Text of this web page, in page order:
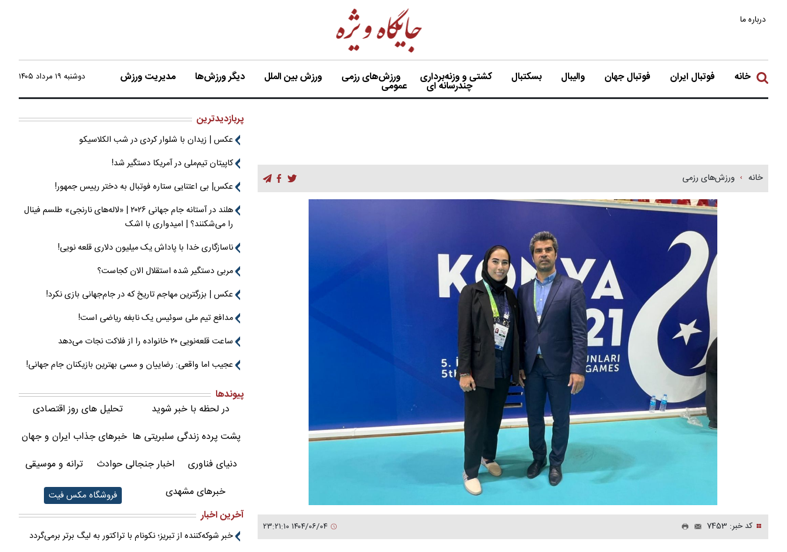
درباره ما
خانه فوتبال ایران فوتبال جهان والیبال بسکتبال کشتی و وزنه‌برداری ورزش‌های رزمی ورزش بین الملل دیگر ورزش‌ها مدیریت ورزش
چندرسانه ای عمومی
دوشنبه ۱۹ مرداد ۱۴۰۵
خانه ورزش‌های رزمی
کد خبر: 7453
پربازدیدترین
عکس | زیدان با شلوار کردی در شب الکلاسیکو
کاپیتان تیم‌ملی در آمریکا دستگیر شد!
عکس| بی اعتنایی ستاره فوتبال به دختر رییس جمهور!
هلند در آستانه جام جهانی ۲۰۲۶ | «لاله‌های نارنجی» طلسم فینال
را می‌شکنند؟ | امیدواری با اشک
ناسازگاری خدا با پاداش یک میلیون دلاری قلعه نویی!
مربی دستگیر شده استقلال الان کجاست؟
عکس | بزرگترین مهاجم تاریخ که در جام‌جهانی بازی نکرد!
مدافع تیم ملی سوئیس یک نابغه ریاضی است!
ساعت قلعه‌نویی ۲۰ خانواده را از فلاکت نجات می‌دهد
عجیب اما واقعی: رضاییان و مسی بهترین بازیکنان جام جهانی!
پیوندها
در لحظه با خبر شوید
تحلیل های روز اقتصادی
پشت پرده زندگی سلبریتی ها خبرهای جذاب ایران و جهان
دنیای فناوری
اخبار جنجالی حوادث
ترانه و موسیقی
خبرهای مشهدی
فروشگاه مکس فیت
آخرین اخبار
خبر شوکه‌کننده از تبریز؛ نکونام با تراکتور به لیگ برتر برمی‌گردد